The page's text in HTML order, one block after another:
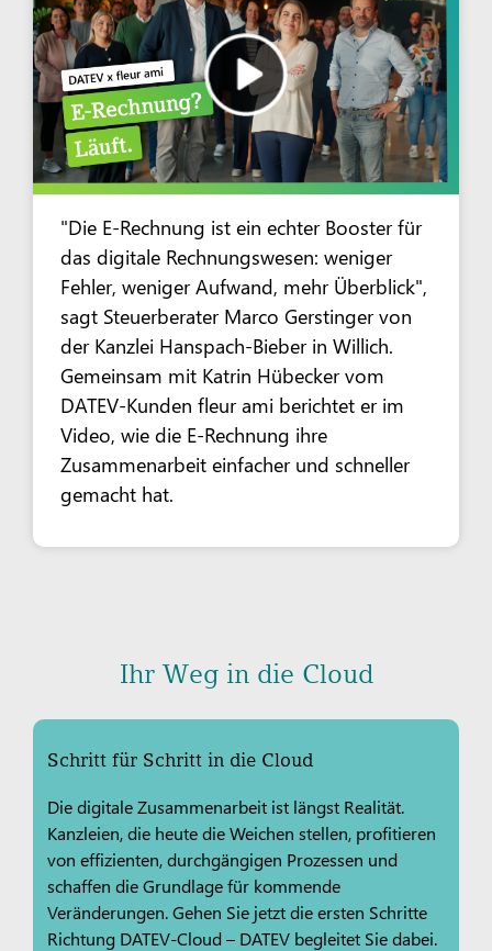
"Die E-Rechnung ist ein echter Booster für
das digitale Rechnungswesen: weniger
Fehler, weniger Aufwand, mehr Überblick",
sagt Steuerberater Marco Gerstinger von
der Kanzlei Hanspach-Bieber in Willich.
Gemeinsam mit Katrin Hübecker vom
DATEV-Kunden fleur ami berichtet er im
Video, wie die E-Rechnung ihre
Zusammenarbeit einfacher und schneller
gemacht hat.
Ihr Weg in die Cloud
Schritt für Schritt in die Cloud
Die digitale Zusammenarbeit ist längst Realität.
Kanzleien, die heute die Weichen stellen, profitieren
von effizienten, durchgängigen Prozessen und
schaffen die Grundlage für kommende
Veränderungen. Gehen Sie jetzt die ersten Schritte
Richtung DATEV-Cloud – DATEV begleitet Sie dabei.